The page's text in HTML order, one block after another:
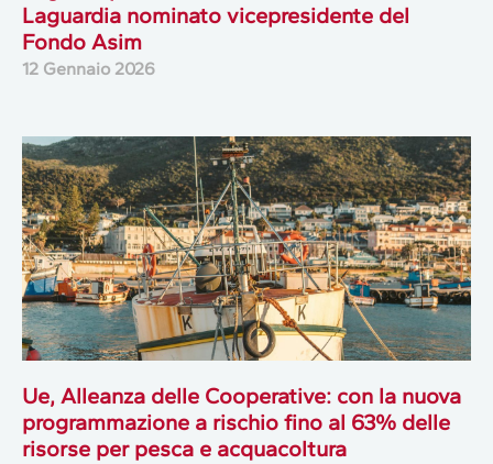
Laguardia nominato vicepresidente del
Fondo Asim
12 Gennaio 2026
Ue, Alleanza delle Cooperative: con la nuova
programmazione a rischio fino al 63% delle
risorse per pesca e acquacoltura